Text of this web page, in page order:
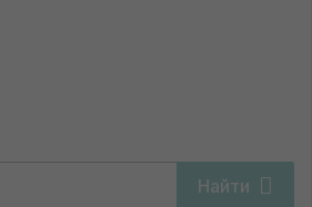
Найти